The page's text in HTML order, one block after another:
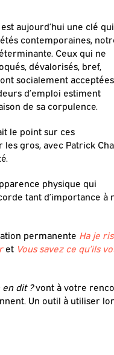
aujourd’hui une clé qui
contemporaines,
Ceux qui ne
dévalorisés, bref,
socialement acceptées
d’emploi estiment
de sa corpulence.
le point sur ces
gros, avec Patrick
physique qui
tant d’importance à
permanente Ha je
et Vous savez ce qu’ils
en dit ?vont à votre
Un outil à utiliser